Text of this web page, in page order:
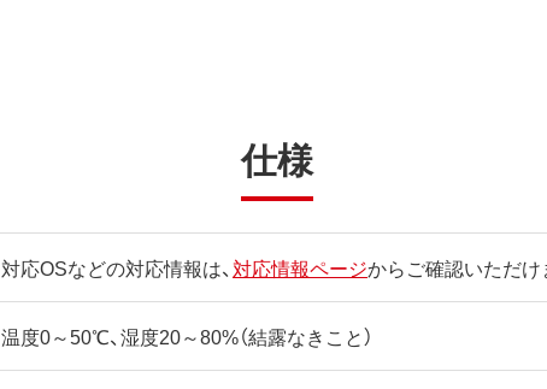
仕様
対応OSなどの対応情報は、対応情報ページからご確認いただけ
温度0～50℃、湿度20～80%（結露なきこと）